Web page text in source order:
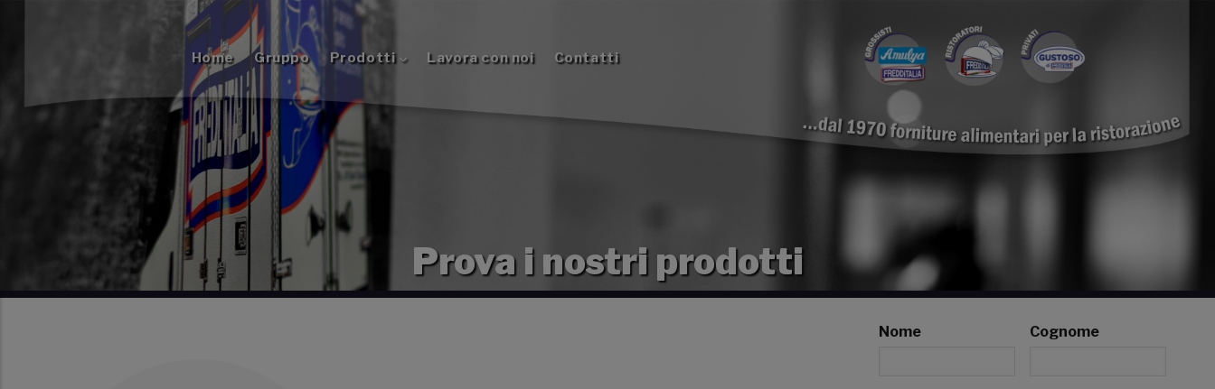
Salta al contenuto principale
NAVIGAZIONE PRINCIPALE
Home Gruppo Prodotti Lavora con noi Contatti
Prova i nostri prodotti
Nome Cognome